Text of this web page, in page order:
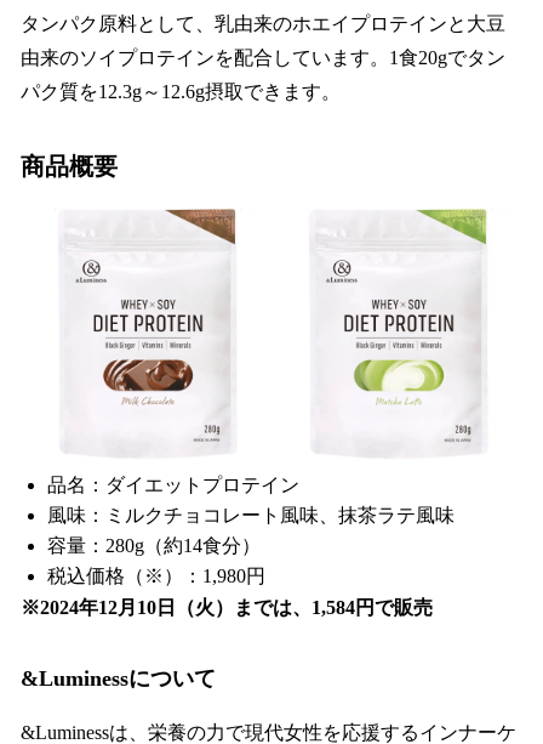
タンパク原料として、乳由来のホエイプロテインと大豆
由来のソイプロテインを配合しています。1食20gでタン
パク質を12.3g～12.6g摂取できます。
商品概要
品名：ダイエットプロテイン
風味：ミルクチョコレート風味、抹茶ラテ風味
容量：280g（約14食分）
税込価格（※）：1,980円
※2024年12月10日（火）までは、1,584円で販売
&Luminessについて
&Luminessは、栄養の力で現代女性を応援するインナーケ